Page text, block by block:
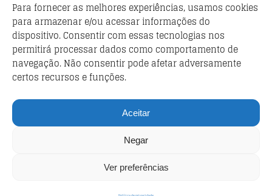
Para fornecer as melhores experiências, usamos cookies
para armazenar e/ou acessar informações do
dispositivo. Consentir com essas tecnologias nos
permitirá processar dados como comportamento de
navegação. Não consentir pode afetar adversamente
certos recursos e funções.
Aceitar
Negar
Ver preferências
o esporte na Itália.
Parceiros
Futebol ao vivo
Análises e prognósticos dos jogos
Política de privacidade